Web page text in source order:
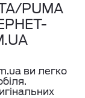
PUMA
ви легко